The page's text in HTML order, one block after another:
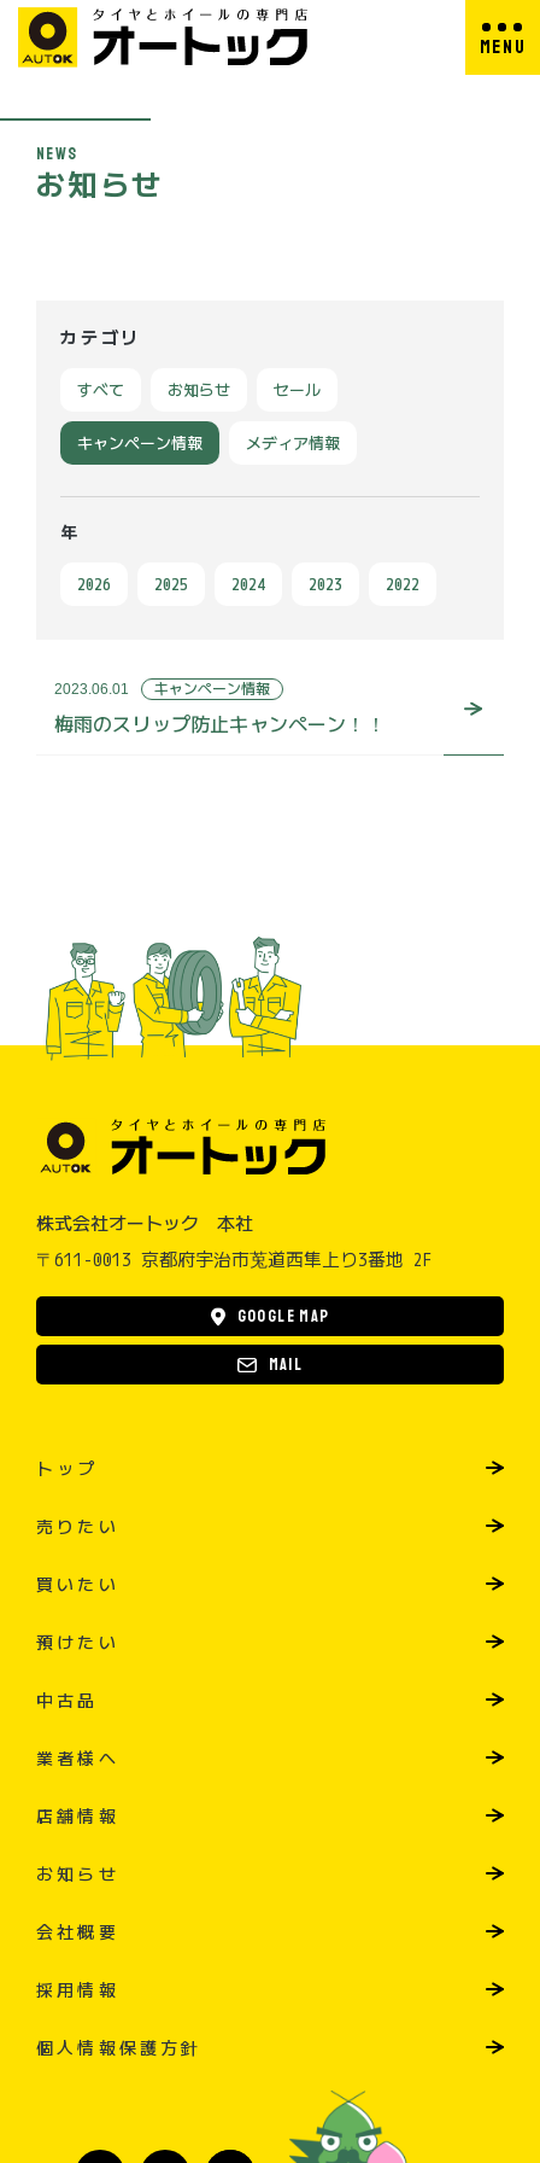
MEN U
NEWS
お知 らせ
カテゴリ
すべて お知らせ セール
キャンペーン情報 メディア情報
年
2026 2025 2024 2023 2022
2023.06.01 キャンペーン情報
梅雨のスリップ防止キャンペーン！！
株式会社オートック 本社
〒611-0013 京都府宇治市莵道西隼上り3番地 2F
Google map
Mail
トップ
売りたい
買いたい
預けたい
中古品
業者様へ
店舗情報
お知らせ
会社概要
採用情報
個人情報保護方針